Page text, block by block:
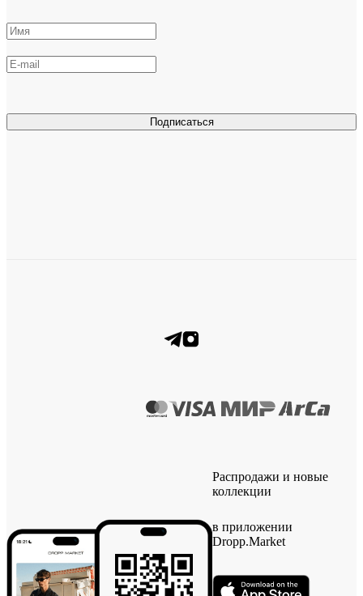
Подписаться
Распродажи и новые
коллекции
в приложении
Dropp.Market